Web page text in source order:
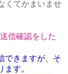
くてかまいませ
信確認をした
できますが、そ
す。